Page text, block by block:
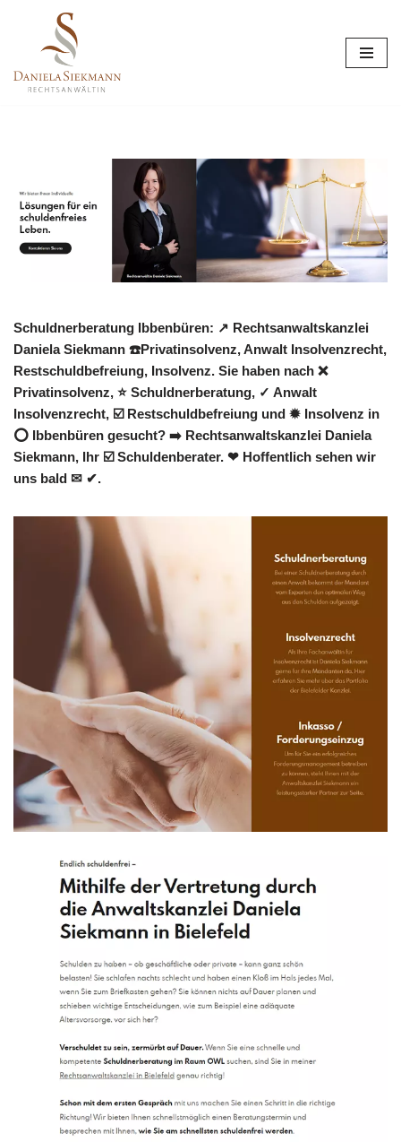
Inhalt
springen
Schuldnerberatung Ibbenbüren: ↗️ Rechtsanwaltskanzlei
Daniela Siekmann ☎️Privatinsolvenz, Anwalt Insolvenzrecht,
Restschuldbefreiung, Insolvenz. Sie haben nach ❌
Privatinsolvenz, ⭐ Schuldnerberatung, ✓ Anwalt
Insolvenzrecht, ☑️ Restschuldbefreiung und ✹ Insolvenz in
⭕ Ibbenbüren gesucht? ➡️ Rechtsanwaltskanzlei Daniela
Siekmann, Ihr ☑️ Schuldenberater. ❤ Hoffentlich sehen wir
uns bald ✉ ✔.